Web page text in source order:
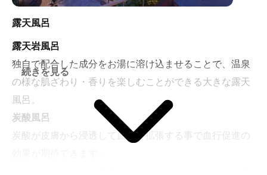
露天風呂
露天岩風呂
独自で配合した成分をお湯に溶け込ませることで、温泉
の様な肌ざわり・香りを楽しむことができる大きな露天
風呂。
炭酸風呂
炭酸が皮膚から浸透して血管を拡張する事で血行促進の
続きを見る